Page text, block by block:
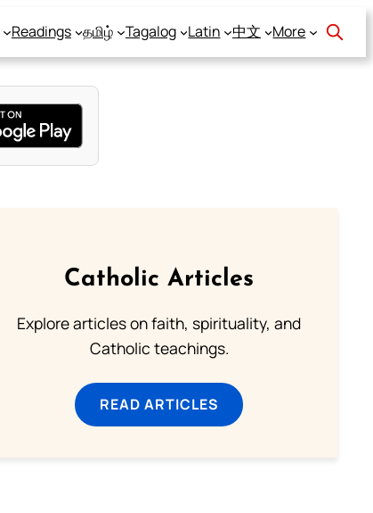
Readings தமிழ் Tagalog Latin 中文 More
Catholic Articles
Explore articles on faith, spirituality, and
Catholic teachings.
READ ARTICLES